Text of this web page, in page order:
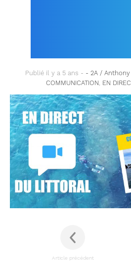
Publié il y a 5 ans - - 2A /
COMMUNICATION, EN
Article précédent